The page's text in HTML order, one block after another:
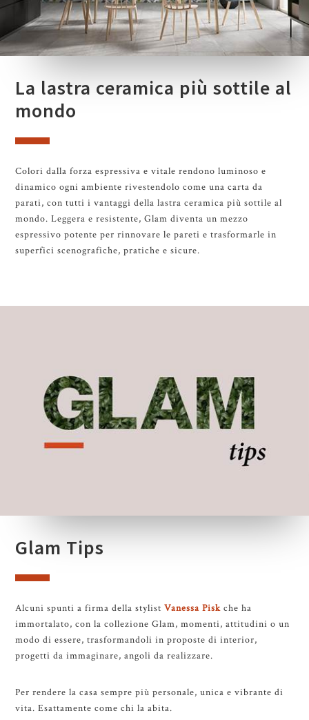
La lastra ceramica più sottile al
mondo
Colori dalla forza espressiva e vitale rendono luminoso e
dinamico ogni ambiente rivestendolo come una carta da
parati, con tutti i vantaggi della lastra ceramica più sottile al
mondo. Leggera e resistente, Glam diventa un mezzo
espressivo potente per rinnovare le pareti e trasformarle in
superfici scenografiche, pratiche e sicure.
Glam Tips
Alcuni spunti a firma della stylistVanessa Pisk che ha
immortalato, con la collezione Glam, momenti, attitudini o un
modo di essere, trasformandoli in proposte di interior,
progetti da immaginare, angoli da realizzare.
Per rendere la casa sempre più personale, unica e vibrante di
vita. Esattamente come chi la abita.